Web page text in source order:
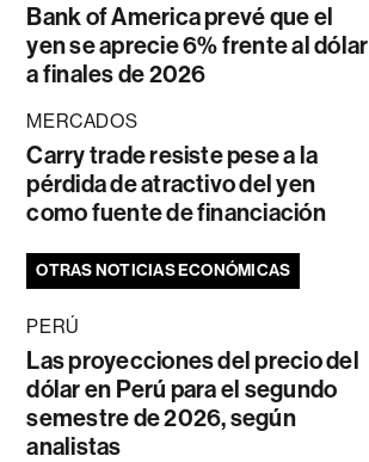
Bank of America prevé que el
yen se aprecie 6% frente al dólar
a finales de 2026
MERCADOS
Carry trade resiste pese a la
pérdida de atractivo del yen
como fuente de financiación
OTRAS NOTICIAS ECONÓMICAS
PERÚ
Las proyecciones del precio del
dólar en Perú para el segundo
semestre de 2026, según
analistas